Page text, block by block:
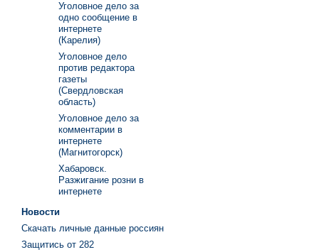
Уголовное дело за
одно сообщение в
интернете
(Карелия)
Уголовное дело
против редактора
газеты
(Свердловская
область)
Уголовное дело за
комментарии в
интернете
(Магнитогорск)
Хабаровск.
Разжигание розни в
интернете
Новости
Скачать личные данные россиян
Защитись от 282